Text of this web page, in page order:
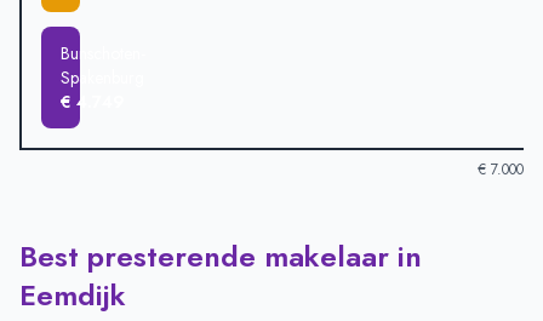
Bunschoten-
Spakenburg
€ 4.749
€ 7.000
Verkoopprijzen in andere plaatsen per m2-Afgelopen 3
Blaricum
Best presterende makelaar in
Eemdijk